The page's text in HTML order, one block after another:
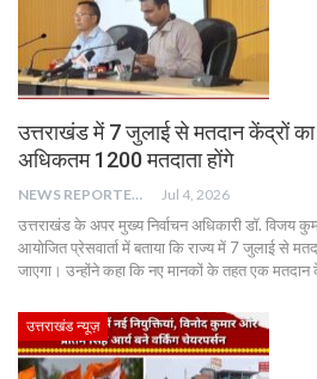
उत्तराखंड में 7 जुलाई से मतदान केंद्रों का
अधिकतम 1200 मतदाता होंगे
NEWS REPORTER LIVE Jul 4, 2026
उत्तराखंड के अपर मुख्य निर्वाचन अधिकारी डॉ. विजय
आयोजित प्रेसवार्ता में बताया कि राज्य में 7 जुलाई से
जाएगा। उन्होंने कहा कि नए मानकों के तहत एक
उत्तराखंड न्यूज़